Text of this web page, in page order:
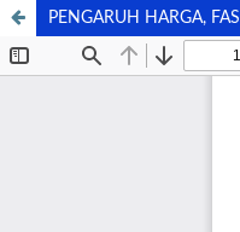
PENGARUH HARGA,